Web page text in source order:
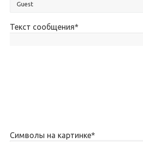
Текст сообщения*
Символы на картинке*